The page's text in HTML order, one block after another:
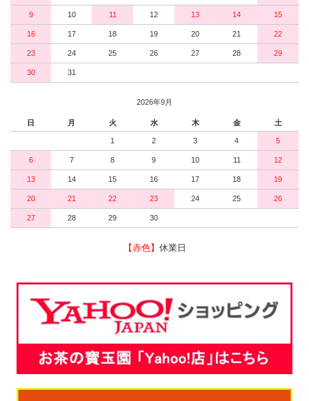
9 10 11 12 13 14 15
16 17 18 19 20 21 22
23 24 25 26 27 28 29
30 31
2026年9月
日 月 火 水 木 金 土
1 2 3 4 5
6 7 8 9 10 11 12
13 14 15 16 17 18 19
20 21 22 23 24 25 26
27 28 29 30
【赤色】 休業日